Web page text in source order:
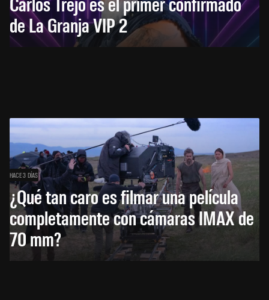
de La Granja VIP 2
HACE 3 DÍAS
¿Qué tan caro es filmar una película
completamente con cámaras IMAX de
70 mm?